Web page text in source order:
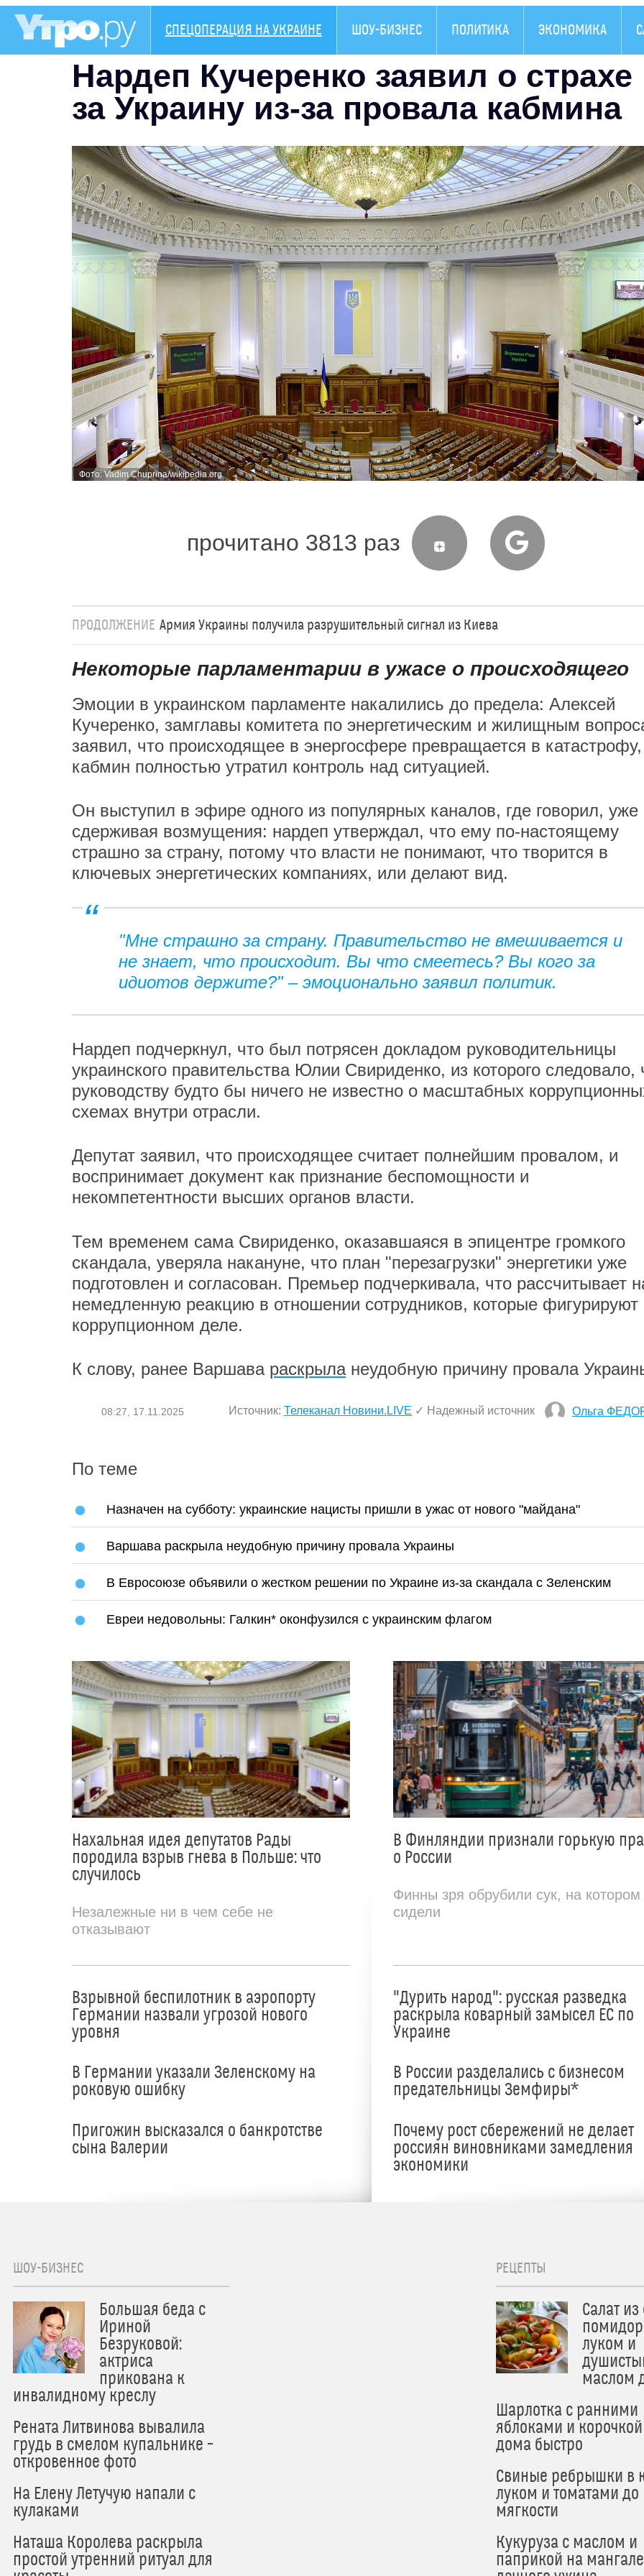
СПЕЦОПЕРАЦИЯ НА УКРАИНЕ ШОУ-БИЗНЕС ПОЛИТИКА ЭКОНОМИКА
Нардеп Кучеренко заявил о страхе
за Украину из-за провала кабмина
Фото: Vadim Chuprina/wikipedia.org
прочитано 3813 раз
ПРОДОЛЖЕНИЕ Армия Украины получила разрушительный сигнал из Киева
Некоторые парламентарии в ужасе о происходящего
Эмоции в украинском парламенте накалились до предела: Алексей
Кучеренко, замглавы комитета по энергетическим и жилищным
заявил, что происходящее в энергосфере превращается в
кабмин полностью утратил контроль над ситуацией.
Он выступил в эфире одного из популярных каналов, где говорил, уже
сдерживая возмущения: нардеп утверждал, что ему по-настоящему
страшно за страну, потому что власти не понимают, что творится в
ключевых энергетических компаниях, или делают вид.
"Мне страшно за страну. Правительство не вмешивается и
не знает, что происходит. Вы что смеетесь? Вы кого за
идиотов держите?" – эмоционально заявил политик.
Нардеп подчеркнул, что был потрясен докладом руководительницы
украинского правительства Юлии Свириденко, из которого следовало,
руководству будто бы ничего не известно о масштабных
схемах внутри отрасли.
Депутат заявил, что происходящее считает полнейшим провалом, и
воспринимает документ как признание беспомощности и
некомпетентности высших органов власти.
Тем временем сама Свириденко, оказавшаяся в эпицентре громкого
скандала, уверяла накануне, что план "перезагрузки" энергетики уже
подготовлен и согласован. Премьер подчеркивала, что рассчитывает
немедленную реакцию в отношении сотрудников, которые фигурируют
коррупционном деле.
К слову, ранее Варшава раскрыланеудобную причину провала
08:27, 17.11.2025 Источник: Телеканал Новини.LIVE ✓ Надежный источник Ольга
По теме
Назначен на субботу: украинские нацисты пришли в ужас от нового "майдана"
Варшава раскрыла неудобную причину провала Украины
В Евросоюзе объявили о жестком решении по Украине из-за скандала с Зеленским
Евреи недовольны: Галкин* оконфузился с украинским флагом
Нахальная идея депутатов Рады
породила взрыв гнева в Польше: что
случилось
Незалежные ни в чем себе не
отказывают
Взрывной беспилотник в аэропорту
Германии назвали угрозой нового
уровня
В Германии указали Зеленскому на
роковую ошибку
Пригожин высказался о банкротстве
сына Валерии
В Финляндии признали горькую
о России
Финны зря обрубили сук, на котором
сидели
"Дурить народ": русская разведка
раскрыла коварный замысел ЕС по
Украине
В России разделались с бизнесом
предательницы Земфиры*
Почему рост сбережений не делает
россиян виновниками замедления
экономики
ШОУ-БИЗНЕС
Большая беда с
Ириной
Безруковой:
актриса
прикована к
инвалидному креслу
Рената Литвинова вывалила
грудь в смелом купальнике –
откровенное фото
На Елену Летучую напали с
кулаками
Наташа Королева раскрыла
простой утренний ритуал для
РЕЦЕПТЫ
Салат
луком и
маслом
Шарлотка с ранними
яблоками и
дома быстро
Свиные ребрышки в
луком и томатами до
мягкости
Кукуруза с маслом и
паприкой на